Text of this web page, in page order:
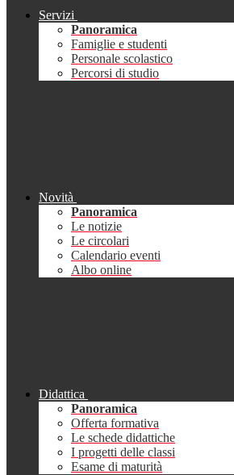
Servizi
Panoramica
Famiglie e studenti
Personale scolastico
Percorsi di studio
Novità
Panoramica
Le notizie
Le circolari
Calendario eventi
Albo online
Didattica
Panoramica
Offerta formativa
Le schede didattiche
I progetti delle classi
Esame di maturità